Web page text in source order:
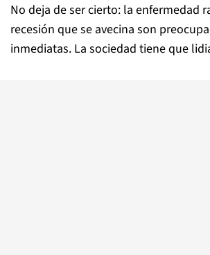
No deja de ser cierto: la enfermedad
recesión que se avecina son
inmediatas. La sociedad tiene que